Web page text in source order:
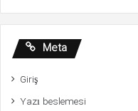
Meta
Giriş
Yazı beslemesi